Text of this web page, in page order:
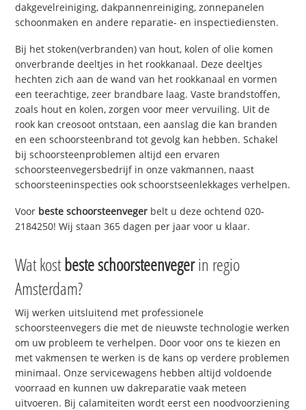
dakgevelreiniging, dakpannenreiniging, zonnepanelen
schoonmaken en andere reparatie- en inspectiediensten.
Bij het stoken(verbranden) van hout, kolen of olie komen
onverbrande deeltjes in het rookkanaal. Deze deeltjes
hechten zich aan de wand van het rookkanaal en vormen
een teerachtige, zeer brandbare laag. Vaste brandstoffen,
zoals hout en kolen, zorgen voor meer vervuiling. Uit de
rook kan creosoot ontstaan, een aanslag die kan branden
en een schoorsteenbrand tot gevolg kan hebben. Schakel
bij schoorsteenproblemen altijd een ervaren
schoorsteenvegersbedrijf in onze vakmannen, naast
schoorsteeninspecties ook schoorstseenlekkages verhelpen.
Voor beste schoorsteenveger belt u deze ochtend 020-
2184250! Wij staan 365 dagen per jaar voor u klaar.
Wat kostbeste schoorsteenvegerin regio
Amsterdam?
Wij werken uitsluitend met professionele
schoorsteenvegers die met de nieuwste technologie werken
om uw probleem te verhelpen. Door voor ons te kiezen en
met vakmensen te werken is de kans op verdere problemen
minimaal. Onze servicewagens hebben altijd voldoende
voorraad en kunnen uw dakreparatie vaak meteen
uitvoeren. Bij calamiteiten wordt eerst een noodvoorziening